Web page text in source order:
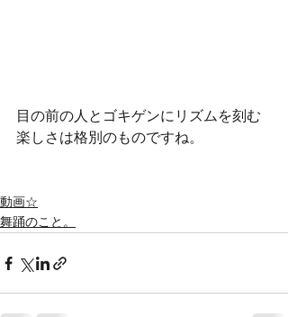
目の前の人とゴキゲンにリズムを刻む
楽しさは格別のものですね。
動画☆
舞踊のこと。